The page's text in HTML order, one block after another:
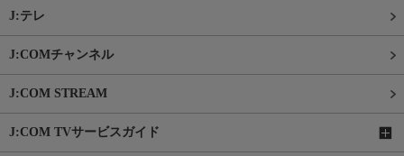
J:テレ
J:COMチャンネル
J:COM STREAM
J:COM TVサービスガイド